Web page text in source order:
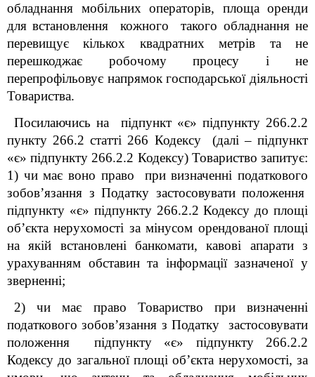
обладнання мобільних операторів, площа оренди
для встановлення кожного такого обладнання не
перевищує кількох квадратних метрів та не
перешкоджає робочому процесу і не
перепрофільовує напрямок господарської діяльності
Товариства.
Посилаючись на підпункт «є» підпункту 266.2.2
пункту 266.2 статті 266 Кодексу (далі – підпункт
«є» підпункту 266.2.2 Кодексу) Товариство запитує:
1) чи має воно право при визначенні податкового
зобов’язання з Податку застосовувати положення
підпункту «є» підпункту 266.2.2 Кодексу до площі
об’єкта нерухомості за мінусом орендованої площі
на якій встановлені банкомати, кавові апарати з
урахуванням обставин та інформації зазначеної у
зверненні;
2) чи має право Товариство при визначенні
податкового зобов’язання з Податку застосовувати
положення підпункту «є» підпункту 266.2.2
Кодексу до загальної площі об’єкта нерухомості, за